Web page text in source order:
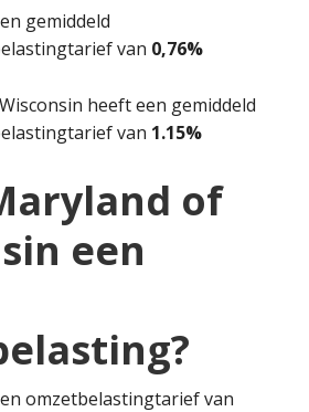
gemiddeld
van 0,76%
heeft een gemiddeld
van 1.15%
of
een
omzetbelastingtarief van